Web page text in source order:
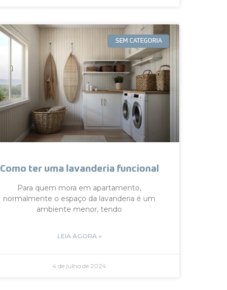
SEM CATEGORIA
Como ter uma lavanderia funcional
Para quem mora em apartamento,
normalmente o espaço da lavanderia é um
ambiente menor, tendo
LEIA AGORA »
4 de julho de 2024